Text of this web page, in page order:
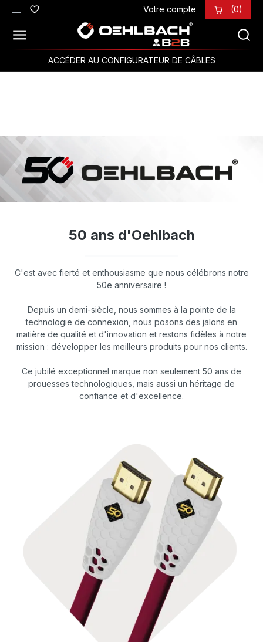
Passer au contenu principal Votre compte (0)
ACCÉDER AU CONFIGURATEUR DE CÂBLES
50 ans d'Oehlbach
C'est avec fierté et enthousiasme que nous célébrons notre
50e anniversaire !
Depuis un demi-siècle, nous sommes à la pointe de la
technologie de connexion, nous posons des jalons en
matière de qualité et d'innovation et restons fidèles à notre
mission : développer les meilleurs produits pour nos clients.
Ce jubilé exceptionnel marque non seulement 50 ans de
prouesses technologiques, mais aussi un héritage de
confiance et d'excellence.